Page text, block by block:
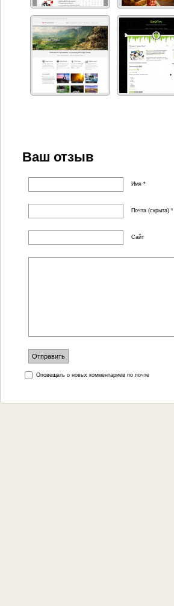
Ваш отзыв
Имя *
Почта (скрыта) *
Сайт
Оповещать о новых комментариев по почте